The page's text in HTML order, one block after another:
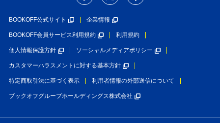
BOOKOFF公式サイト 企業情報
BOOKOFF会員サービス利用規約 利用規約
個人情報保護方針 ソーシャルメディアポリシー
カスタマーハラスメントに対する基本方針
特定商取引法に基づく表示 利用者情報の外部送信について
ブックオフグループホールディングス株式会社